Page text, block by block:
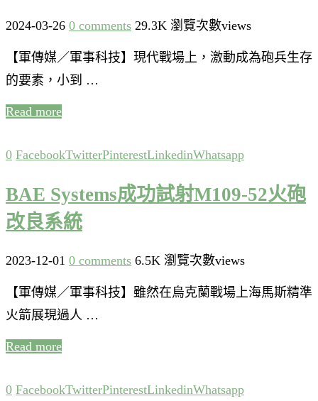
2024-03-26 0 comments 29.3K 瀏覽次數views
【軍傳媒／軍事科技】現代戰場上，激動成為砲兵生存
的要素，小到 …
Read more
0 FacebookTwitterPinterestLinkedinWhatsapp
BAE Systems成功試射M109-52火砲
改良系統
2023-12-01 0 comments 6.5K 瀏覽次數views
【軍傳媒／軍事科技】雖然在烏克蘭戰場上海馬斯精準
火箭展現過人 …
Read more
0 FacebookTwitterPinterestLinkedinWhatsapp